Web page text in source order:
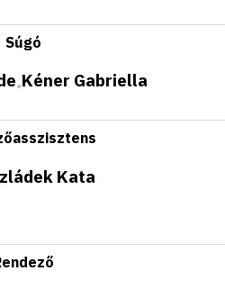
Súgó
•Kéner Gabriella
Kata